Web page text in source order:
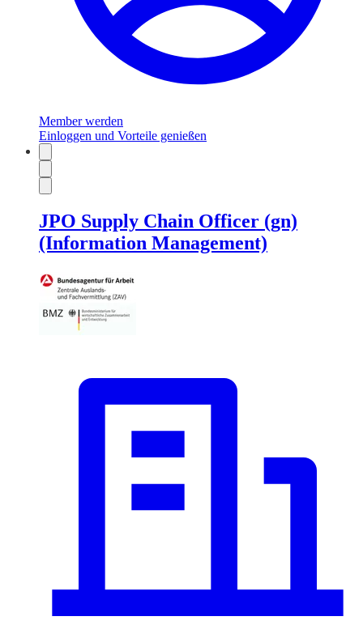
Member werden
Einloggen und Vorteile genießen
JPO Supply Chain Officer (gn)
(Information Management)